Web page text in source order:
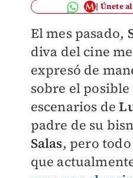
Únete
El mes pasado,
diva del cine
expresó de
sobre el
escenarios de
padre de su
Salas, pero
que